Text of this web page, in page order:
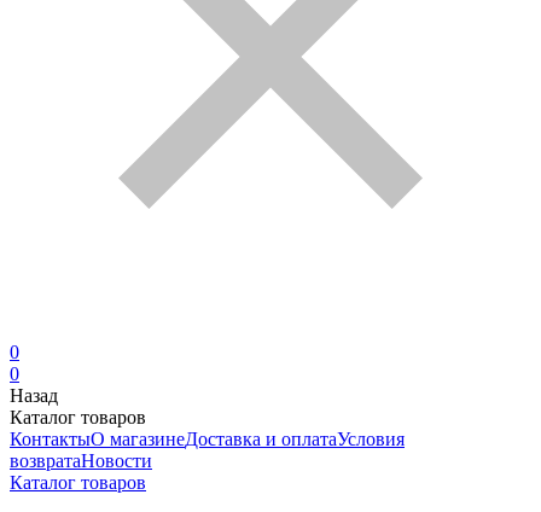
0
0
Назад
Каталог товаров
КонтактыО магазинеДоставка и оплатаУсловия
возвратаНовости
Каталог товаров